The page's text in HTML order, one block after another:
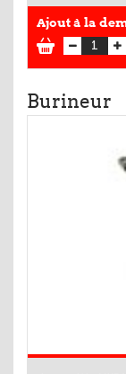
Ajout à la
Burineur